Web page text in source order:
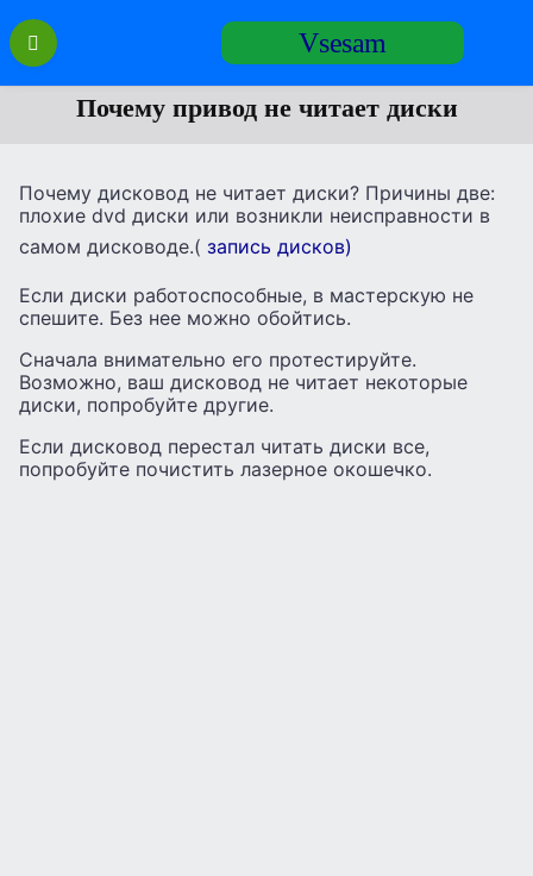
Перейти
содержанию
Vsesam
Почему привод не читает диски
Почему дисковод не читает диски? Причины две:
плохие dvd диски или возникли неисправности в
самом дисководе.( запись дисков)
Если диски работоспособные, в мастерскую не
спешите. Без нее можно обойтись.
Сначала внимательно его протестируйте.
Возможно, ваш дисковод не читает некоторые
диски, попробуйте другие.
Если дисковод перестал читать диски все,
попробуйте почистить лазерное окошечко.